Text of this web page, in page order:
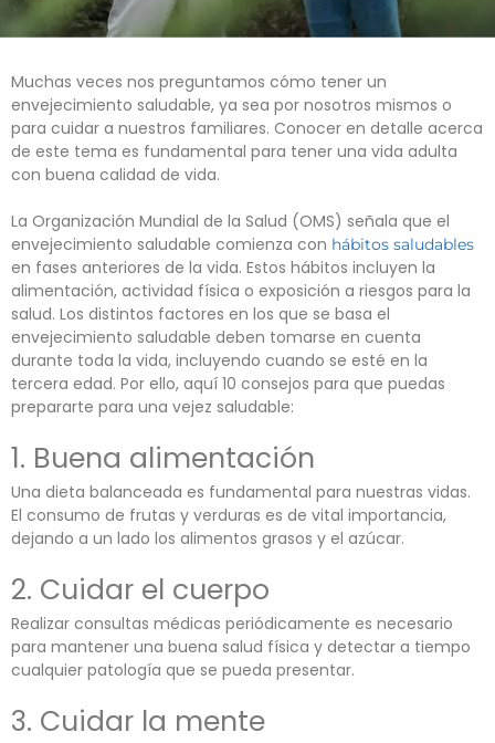
Muchas veces nos preguntamos cómo tener un
envejecimiento saludable, ya sea por nosotros mismos o
para cuidar a nuestros familiares. Conocer en detalle acerca
de este tema es fundamental para tener una vida adulta
con buena calidad de vida.
La Organización Mundial de la Salud (OMS) señala que el
envejecimiento saludable comienza con hábitos saludables
en fases anteriores de la vida. Estos hábitos incluyen la
alimentación, actividad física o exposición a riesgos para la
salud. Los distintos factores en los que se basa el
envejecimiento saludable deben tomarse en cuenta
durante toda la vida, incluyendo cuando se esté en la
tercera edad. Por ello, aquí 10 consejos para que puedas
prepararte para una vejez saludable:
1. Buena alimentación
Una dieta balanceada es fundamental para nuestras vidas.
El consumo de frutas y verduras es de vital importancia,
dejando a un lado los alimentos grasos y el azúcar.
2. Cuidar el cuerpo
Realizar consultas médicas periódicamente es necesario
para mantener una buena salud física y detectar a tiempo
cualquier patología que se pueda presentar.
3. Cuidar la mente